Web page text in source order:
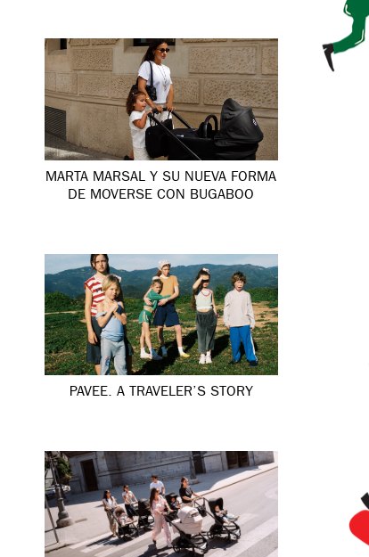
MARTA MARSAL Y SU NUEVA FORMA
DE MOVERSE CON BUGABOO
PAVEE. A TRAVELER’S STORY